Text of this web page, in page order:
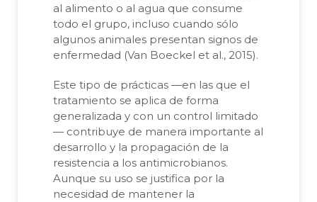
al alimento o al agua que consume
todo el grupo, incluso cuando sólo
algunos animales presentan signos de
enfermedad (Van Boeckel et al., 2015).
Este tipo de prácticas —en las que el
tratamiento se aplica de forma
generalizada y con un control limitado
— contribuye de manera importante al
desarrollo y la propagación de la
resistencia a los antimicrobianos.
Aunque su uso se justifica por la
necesidad de mantener la